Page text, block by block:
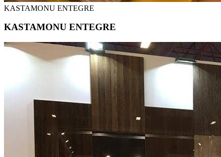
KASTAMONU ENTEGRE
KASTAMONU ENTEGRE